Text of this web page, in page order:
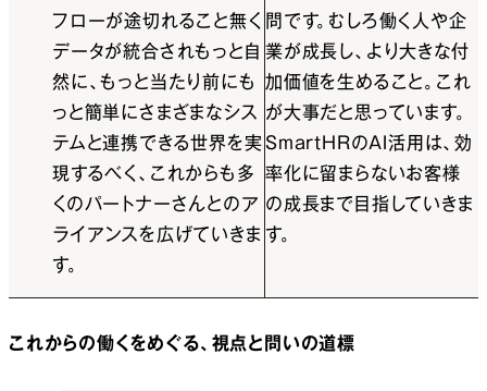
フローが途切れること無く
データが統合されもっと自
然に、もっと当たり前にも
っと簡単にさまざまなシス
テムと連携できる世界を実
現するべく、これからも多
くのパートナーさんとのア
ライアンスを広げていきま
す。
問です。むしろ働く人や企
業が成長し、より大きな付
加価値を生めること。これ
が大事だと思っています。
SmartHRのAI活用は、効
率化に留まらないお客様
の成長まで目指していきま
す。
これからの働くをめぐる、 視点と問いの道標